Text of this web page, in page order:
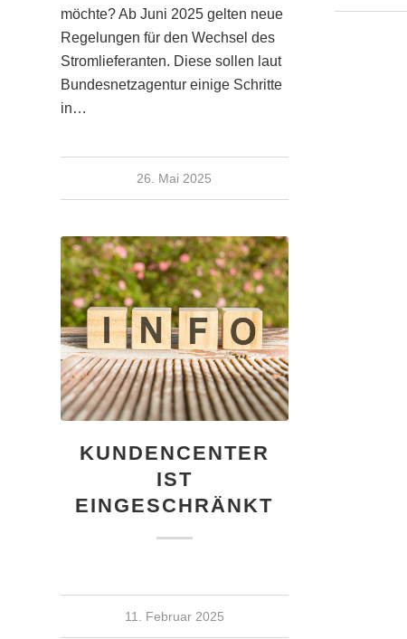
möchte? Ab Juni 2025 gelten neue
Regelungen für den Wechsel des
Stromlieferanten. Diese sollen laut
Bundesnetzagentur einige Schritte
in…
26. Mai 2025
KUNDENCENTER
IST
EINGESCHRÄNKT
11. Februar 2025